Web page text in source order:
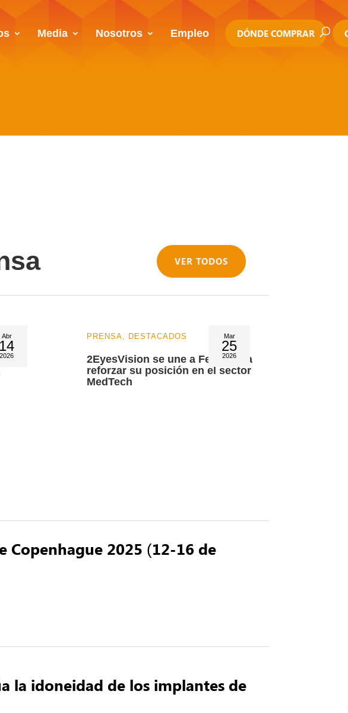
Media Nosotros Empleo DÓNDE COMPRAR
VER TODOS
Abr
14
2026
Mar
25
2026
PRENSA DESTACADOS
2EyesVision se une a Fenin para
reforzar su posición en el sector
MedTech
Copenhague 2025 (12-16 de
la idoneidad de los implantes de